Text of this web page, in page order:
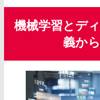
機械学習とデ
義か